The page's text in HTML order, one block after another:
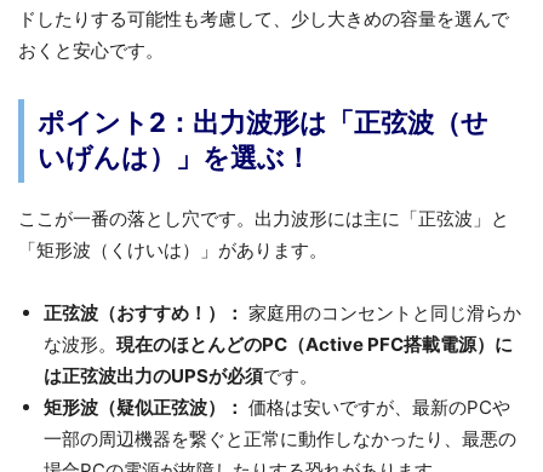
ドしたりする可能性も考慮して、少し大きめの容量を選んで
おくと安心です。
ポイント2：出力波形は「正弦波（せ
いげんは）」を選ぶ！
ここが一番の落とし穴です。出力波形には主に「正弦波」と
「矩形波（くけいは）」があります。
正弦波（おすすめ！）： 家庭用のコンセントと同じ滑らか
な波形。 現在のほとんどのPC（Active PFC搭載電源）に
は正弦波出力のUPSが必須です。
矩形波（疑似正弦波）： 価格は安いですが、最新のPCや
一部の周辺機器を繋ぐと正常に動作しなかったり、最悪の